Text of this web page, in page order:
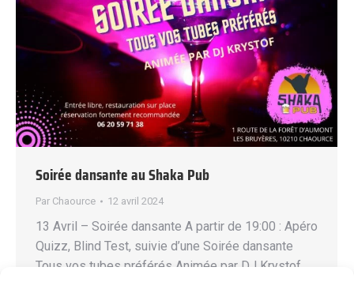
Soirée dansante au Shaka Pub
Par Chaource 12 avril 2024
13 Avril – Soirée dansante A partir de 19:00 : Apéro
Quizz, Blind Test, suivie d’une Soirée dansante
Tous vos tubes préférés Animée par DJ Krystof